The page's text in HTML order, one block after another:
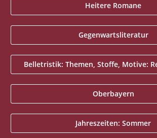
Heitere Romane
Gegenwartsliteratur
Belletristik: Themen, Stoffe, Motive:
Oberbayern
Jahreszeiten: Sommer